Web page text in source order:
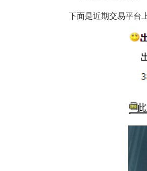
下面是近期交易平台上